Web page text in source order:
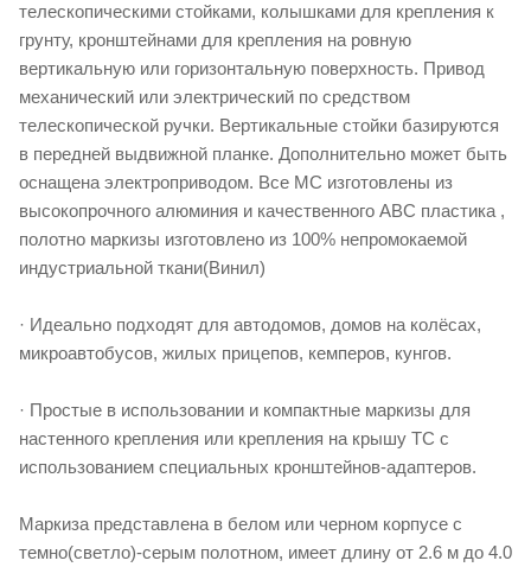
телескопическими стойками, колышками для крепления к
грунту, кронштейнами для крепления на ровную
вертикальную или горизонтальную поверхность. Привод
механический или электрический по средством
телескопической ручки. Вертикальные стойки базируются
в передней выдвижной планке. Дополнительно может быть
оснащена электроприводом. Все МС изготовлены из
высокопрочного алюминия и качественного ABC пластика ,
полотно маркизы изготовлено из 100% непромокаемой
индустриальной ткани(Винил)
· Идеально подходят для автодомов, домов на колёсах,
микроавтобусов, жилых прицепов, кемперов, кунгов.
· Простые в использовании и компактные маркизы для
настенного крепления или крепления на крышу ТС с
использованием специальных кронштейнов-адаптеров.
Маркиза представлена в белом или черном корпусе с
темно(светло)-серым полотном, имеет длину от 2.6 м до 4.0